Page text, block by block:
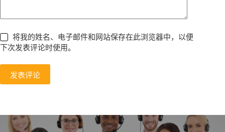
将我的姓名、电子邮件和网站保存在此浏览器中，以便
下次发表评论时使用。
发表评论